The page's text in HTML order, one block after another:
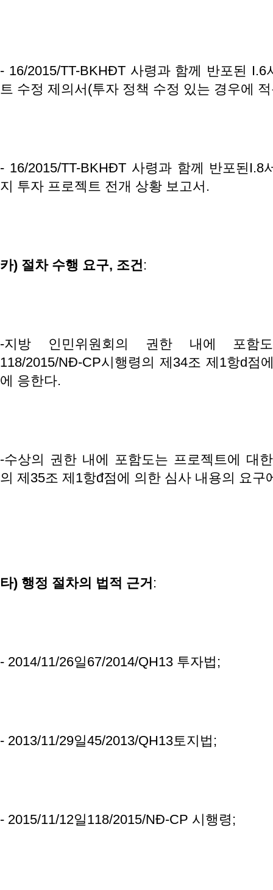
- 16/2015/TT-BKHĐT 사령과 함께 반포된 I.6
트 수정 제의서(투자 정책 수정 있는 경우에
- 16/2015/TT-BKHĐT 사령과 함께 반포된I.8
지 투자 프로젝트 전개 상황 보고서.
카) 절차 수행 요구, 조건:
-지방 인민위원회의 권한 내에 포함
118/2015/NĐ-CP시행령의 제34조 제1항d점
에 응한다.
-수상의 권한 내에 포함도는 프로젝트에 대
의 제35조 제1항đ점에 의한 심사 내용의 요구
타) 행정 절차의 법적 근거 :
- 2014/11/26일67/2014/QH13 투자법;
- 2013/11/29일45/2013/QH13토지법;
- 2015/11/12일118/2015/NĐ-CP 시행령;